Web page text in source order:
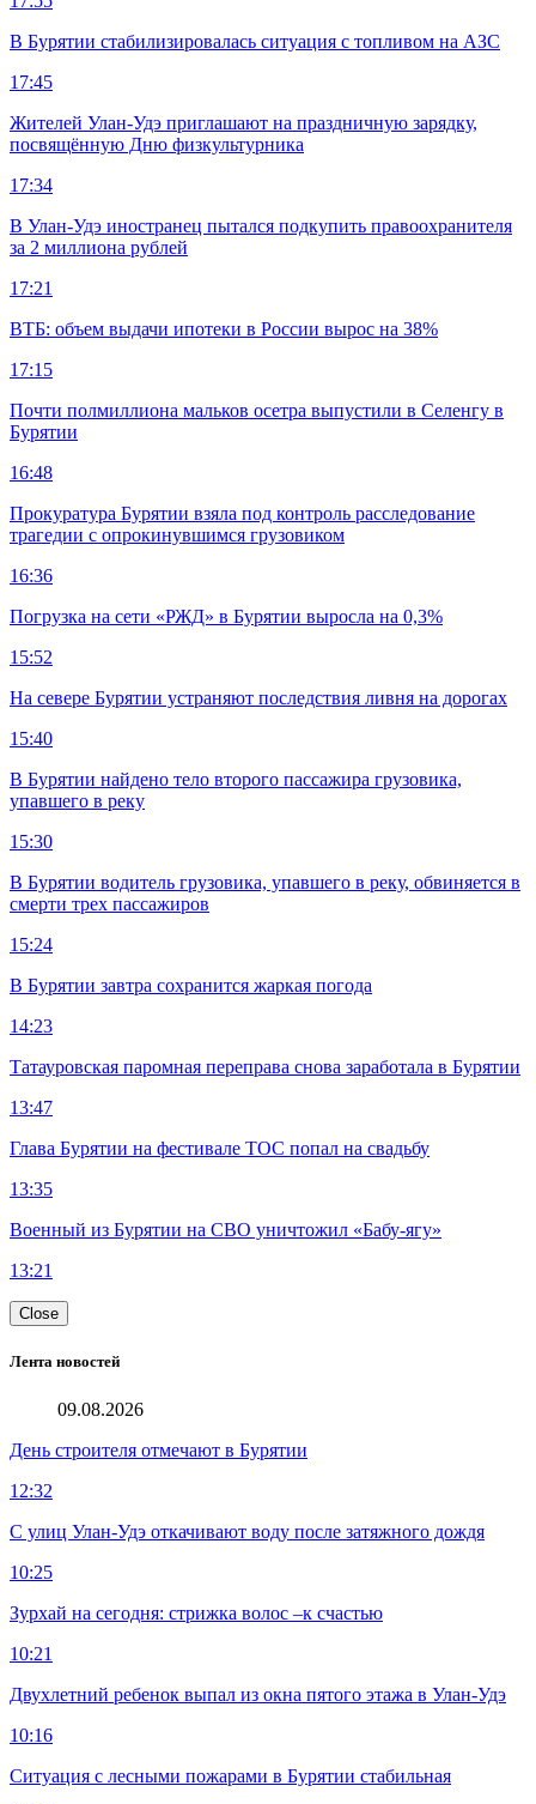
В Бурятии стабилизировалась ситуация с топливом на АЗС
17:45
Жителей Улан-Удэ приглашают на праздничную зарядку,
посвящённую Дню физкультурника
17:34
В Улан-Удэ иностранец пытался подкупить правоохранителя
за 2 миллиона рублей
17:21
ВТБ: объем выдачи ипотеки в России вырос на 38%
17:15
Почти полмиллиона мальков осетра выпустили в Селенгу в
Бурятии
16:48
Прокуратура Бурятии взяла под контроль расследование
трагедии с опрокинувшимся грузовиком
16:36
Погрузка на сети «РЖД» в Бурятии выросла на 0,3%
15:52
На севере Бурятии устраняют последствия ливня на дорогах
15:40
В Бурятии найдено тело второго пассажира грузовика,
упавшего в реку
15:30
В Бурятии водитель грузовика, упавшего в реку, обвиняется в
смерти трех пассажиров
15:24
В Бурятии завтра сохранится жаркая погода
14:23
Татауровская паромная переправа снова заработала в Бурятии
13:47
Глава Бурятии на фестивале ТОС попал на свадьбу
13:35
Военный из Бурятии на СВО уничтожил «Бабу-ягу»
13:21
Close
Лента новостей
09.08.2026
День строителя отмечают в Бурятии
12:32
С улиц Улан-Удэ откачивают воду после затяжного дождя
10:25
Зурхай на сегодня: стрижка волос –к счастью
10:21
Двухлетний ребенок выпал из окна пятого этажа в Улан-Удэ
10:16
Ситуация с лесными пожарами в Бурятии стабильная